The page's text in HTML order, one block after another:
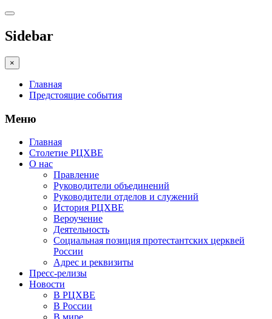
Sidebar
×
Главная
Предстоящие события
Меню
Главная
Столетие РЦХВЕ
О нас
Правление
Руководители объединений
Руководители отделов и служений
История РЦХВЕ
Вероучение
Деятельность
Социальная позиция протестантских церквей
России
Адрес и реквизиты
Пресс-релизы
Новости
В РЦХВЕ
В России